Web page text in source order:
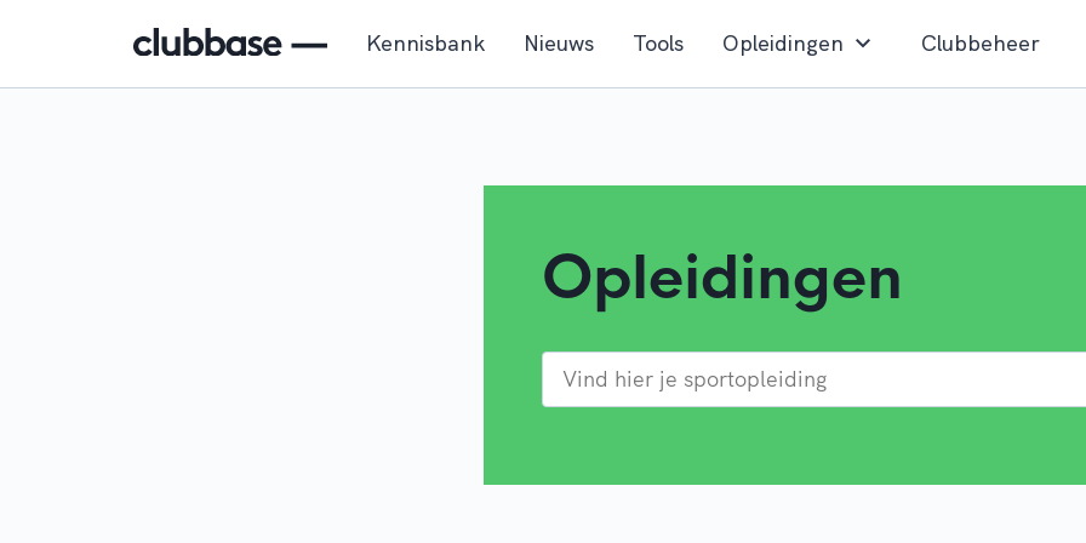
Kennisbank Nieuws Tools Opleidingen Clubbeheer
Opleidingen
Vind hier je sportopleiding